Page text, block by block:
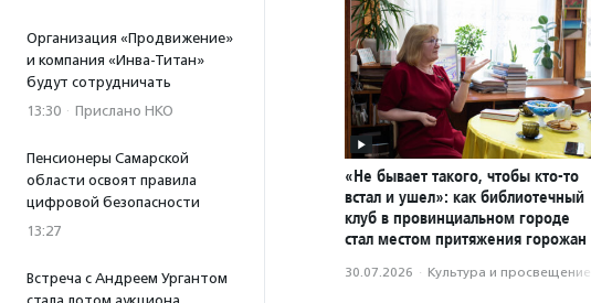
Организация «Продвижение»
и компания «Инва-Титан»
будут сотрудничать
13:30 · Прислано НКО
Пенсионеры Самарской
области освоят правила
цифровой безопасности
13:27
Встреча с Андреем Ургантом
«Не бывает такого, чтобы кто-то
встал и ушел»: как библиотечный
клуб в провинциальном городе
стал местом притяжения горожан
30.07.2026 · Культура и просвещение